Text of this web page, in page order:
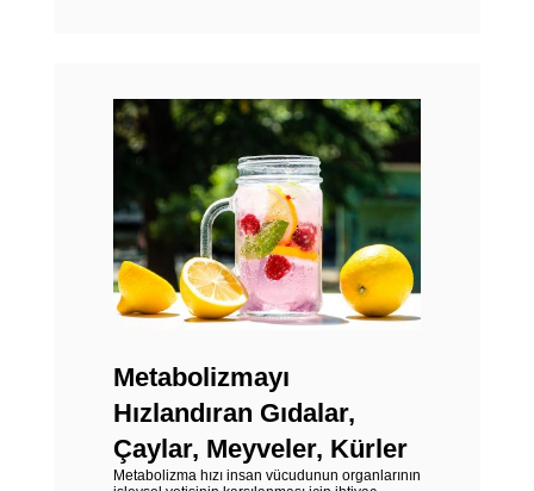
Metabolizmayı
Hızlandıran Gıdalar,
Çaylar, Meyveler, Kürler
Metabolizma hızı insan vücudunun organlarının